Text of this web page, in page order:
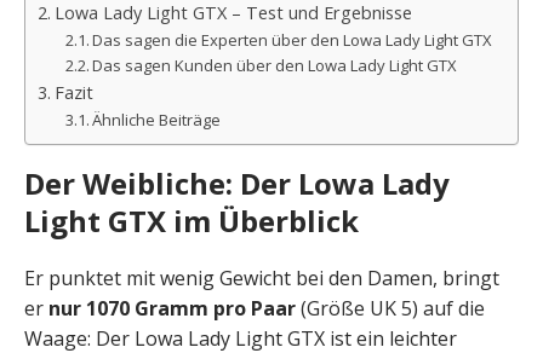
Lowa Lady Light GTX – Test und Ergebnisse
Das sagen die Experten über den Lowa Lady Light GTX
Das sagen Kunden über den Lowa Lady Light GTX
Fazit
Ähnliche Beiträge
Der Weibliche: Der Lowa Lady
Light GTX im Überblick
Er punktet mit wenig Gewicht bei den Damen, bringt
er nur 1070 Gramm pro Paar(Größe UK 5) auf die
Waage: Der Lowa Lady Light GTX ist ein leichter